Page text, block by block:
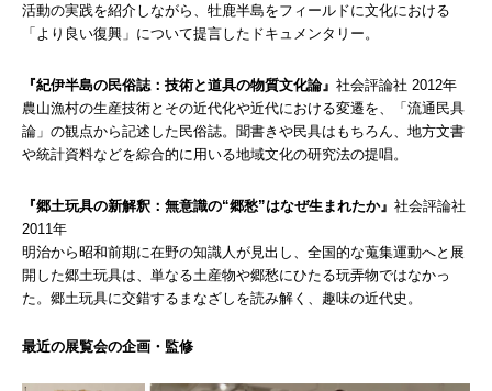
活動の実践を紹介しながら、牡鹿半島をフィールドに文化における
「より良い復興」について提言したドキュメンタリー。
『紀伊半島の民俗誌：技術と道具の物質文化論』 社会評論社 2012年
農山漁村の生産技術とその近代化や近代における変遷を、「流通民具
論」の観点から記述した民俗誌。聞書きや民具はもちろん、地方文書
や統計資料などを綜合的に用いる地域文化の研究法の提唱。
『郷土玩具の新解釈：無意識の“郷愁”はなぜ生まれたか』 社会評論社
2011年
明治から昭和前期に在野の知識人が見出し、全国的な蒐集運動へと展
開した郷土玩具は、単なる土産物や郷愁にひたる玩弄物ではなかっ
た。郷土玩具に交錯するまなざしを読み解く、趣味の近代史。
最近の展覧会の企画・監修